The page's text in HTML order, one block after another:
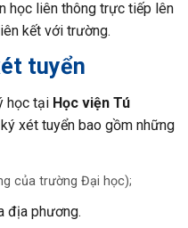
học liên thông trực tiếp lên
kết với trường.
tuyển
học tại Học viện Tú
xét tuyển bao gồm những
của trường Đại học);
địa phương.